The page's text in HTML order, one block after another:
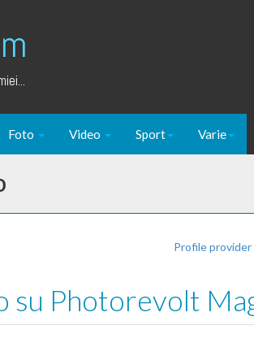
Foto Video Sport Varie
Profile
Photorevolt